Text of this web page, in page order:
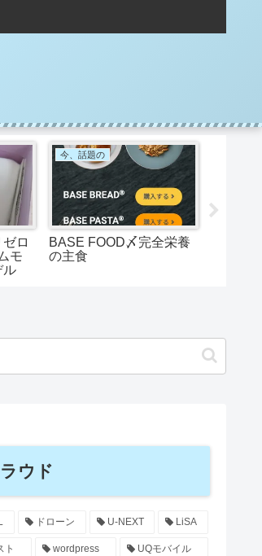
ロ
モ
ル
今、話題の
BASE FOOD〆完全栄養
の主食
ウド
ドローン U-NEXT LiSA
ト wordpress UQモバイル